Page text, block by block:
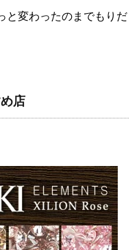
と変わったのまでもりだ
店